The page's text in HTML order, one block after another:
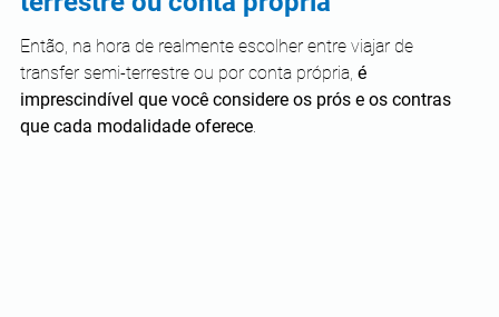
Então, na hora de realmente escolher entre viajar de
transfer semi-terrestre ou por conta própria, é
imprescindível que você considere os prós e os contras
que cada modalidade oferece.